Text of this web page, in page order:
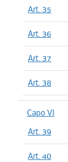
Art. 35
Art. 36
Art. 37
Art. 38
Capo VI
Art. 39
Art. 40